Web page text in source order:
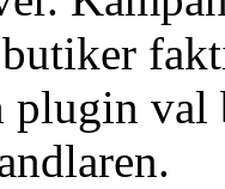
plugin val